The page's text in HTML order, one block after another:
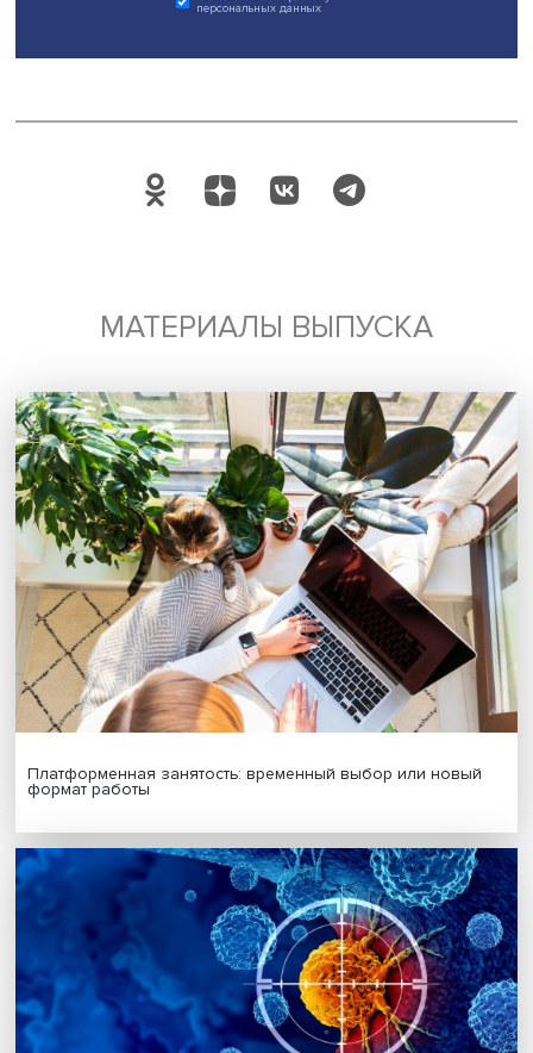
социальной защиты Антон Котяков, губернаторы ряда
инициатив Светлана Чупшева.
социальная политика
Будь всегда в курсе !
Подпишись на наши новости: